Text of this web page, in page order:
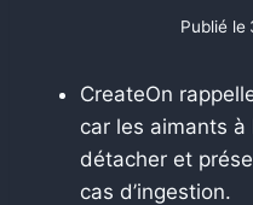
Publié le
CreateOn
car les aimants à
détacher et
cas d’ingestion.